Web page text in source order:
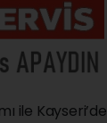
ile Kayseri’de